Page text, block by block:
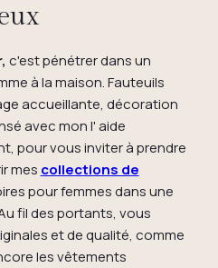
c'est pénétrer dans un
à la maison. Fauteuils
accueillante, décoration
avec mon l' aide
pour vous inviter à prendre
mes collections de
pour femmes dans une
fil des portants, vous
et de qualité, comme
les vêtements